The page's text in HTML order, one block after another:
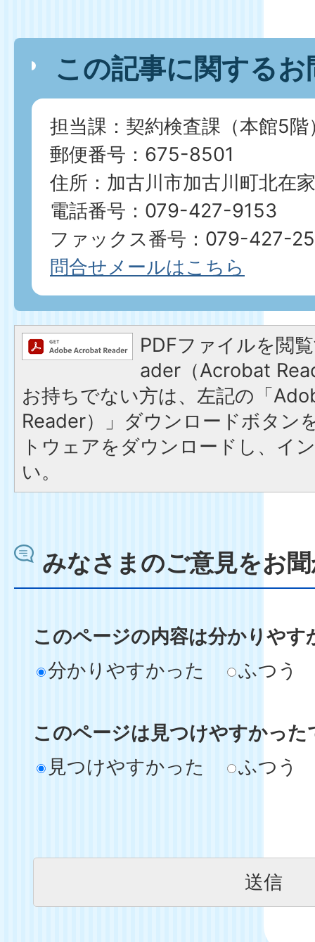
この記事に関する
担当課：契約検査課（本館5階
郵便番号：675-8501
住所：加古川市加古川町北在
電話番号：079-427-9153
ファックス番号：079-427-
問合せメールはこちら
PDFファイルを閲
ader（Acrobat
お持ちでない方は、左記の「
Reader）」ダウンロードボタン
トウェアをダウンロードし、イ
い。
みなさまのご意見をお
このページの内容は分かりやす
分かりやすかった
ふつう
このページは見つけやすかった
見つけやすかった
ふつう